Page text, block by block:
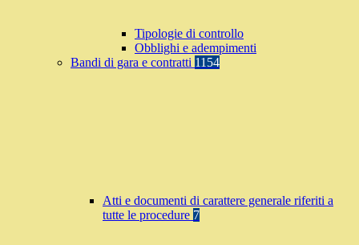
Tipologie di controllo
Obblighi e adempimenti
Bandi di gara e contratti 1154
Atti e documenti di carattere generale riferiti a
tutte le procedure 7